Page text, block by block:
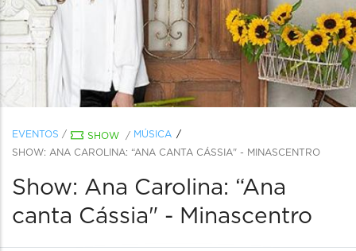
EVENTOS / SHOW / MÚSICA
SHOW: ANA CAROLINA: “ANA CANTA CÁSSIA" - MINASCENTRO
Show: Ana Carolina: “Ana
canta Cássia" - Minascentro